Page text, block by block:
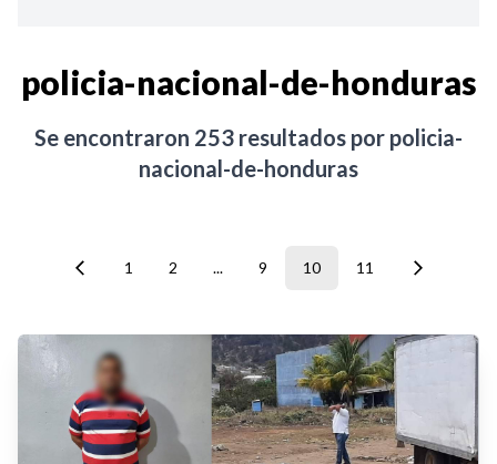
policia-nacional-de-honduras
Se encontraron 253 resultados por policia-
nacional-de-honduras
1 2 ... 9 10 11